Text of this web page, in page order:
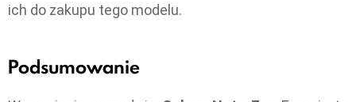
ich do zakupu tego modelu.
Podsumowanie